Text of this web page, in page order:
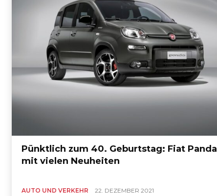
Pünktlich zum 40. Geburtstag: Fiat Panda
mit vielen Neuheiten
AUTO UND VERKEHR 22. DEZEMBER 2021